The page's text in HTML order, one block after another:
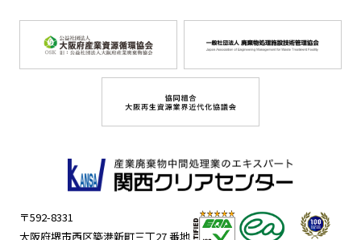
〒592-8331
大阪府堺市西区築港新町三丁27 番地